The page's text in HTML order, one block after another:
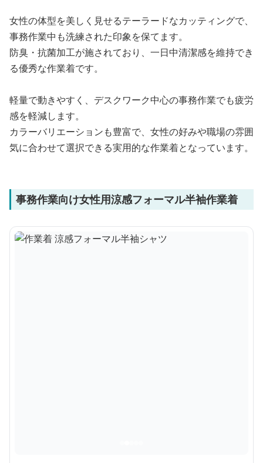
女性の体型を美しく見せるテーラードなカッティングで、
事務作業中も洗練された印象を保てます。
防臭・抗菌加工が施されており、一日中清潔感を維持でき
る優秀な作業着です。
軽量で動きやすく、デスクワーク中心の事務作業でも疲労
感を軽減します。
カラーバリエーションも豊富で、女性の好みや職場の雰囲
気に合わせて選択できる実用的な作業着となっています。
事務作業向け女性用涼感フォーマル半袖作業着